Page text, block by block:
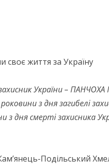
своє життя за Україну
України – ПАНЧОХА
з дня загибелі
з дня смерті захисника
Подільський